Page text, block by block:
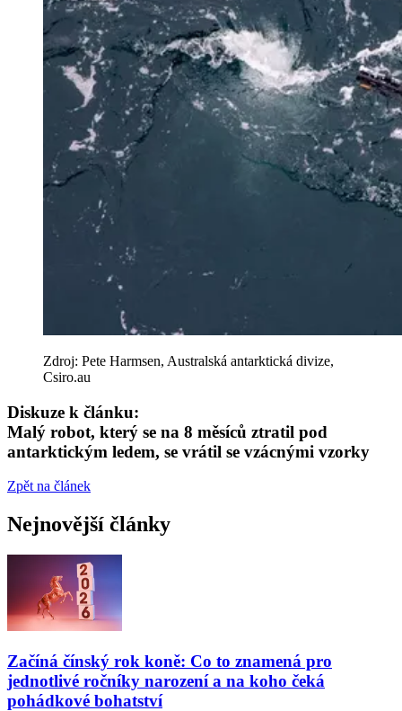
Zdroj: Pete Harmsen, Australská antarktická divize,
Csiro.au
Diskuze k článku:
Malý robot, který se na 8 měsíců ztratil pod
antarktickým ledem, se vrátil se vzácnými vzorky
Zpět na článek
Nejnovější články
Začíná čínský rok koně: Co to znamená pro
jednotlivé ročníky narození a na koho čeká
pohádkové bohatství